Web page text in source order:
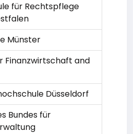
für Rechtspflege
Münster
Finanzwirtschaft and
Düsseldorf
Bundes für